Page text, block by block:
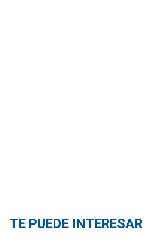
TE PUEDE INTERESAR